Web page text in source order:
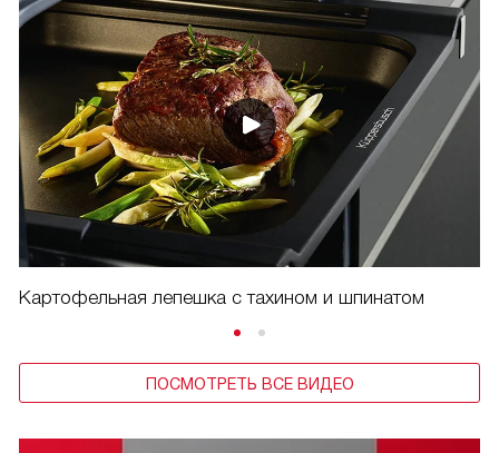
Картофельная лепешка с тахином и шпинатом
ПОСМОТРЕТЬ ВСЕ ВИДЕО